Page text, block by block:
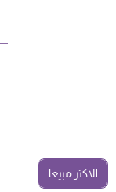
الاكثر مبيعا